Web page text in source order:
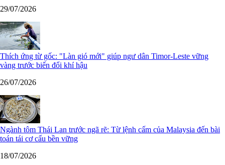
29/07/2026
Thích ứng từ gốc: "Làn gió mới" giúp ngư dân Timor-Leste vững
vàng trước biến đổi khí hậu
26/07/2026
Ngành tôm Thái Lan trước ngã rẽ: Từ lệnh cấm của Malaysia đến bài
toán tái cơ cấu bền vững
18/07/2026